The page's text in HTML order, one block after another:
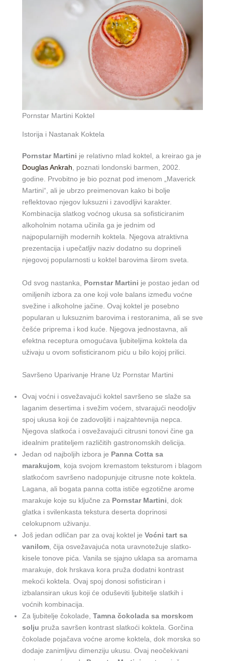
Pornstar Martini Koktel
Istorija i Nastanak Koktela
Pornstar Martini je relativno mlad koktel, a kreirao ga je
Douglas Ankrah, poznati londonski barmen, 2002.
godine. Prvobitno je bio poznat pod imenom „Maverick
Martini“, ali je ubrzo preimenovan kako bi bolje
reflektovao njegov luksuzni i zavodljivi karakter.
Kombinacija slatkog voćnog ukusa sa sofisticiranim
alkoholnim notama učinila ga je jednim od
najpopularnijih modernih koktela. Njegova atraktivna
prezentacija i upečatljiv naziv dodatno su doprineli
njegovoj popularnosti u koktel barovima širom sveta.
Od svog nastanka, Pornstar Martini je postao jedan od
omiljenih izbora za one koji vole balans između voćne
svežine i alkoholne jačine. Ovaj koktel je posebno
popularan u luksuznim barovima i restoranima, ali se sve
češće priprema i kod kuće. Njegova jednostavna, ali
efektna receptura omogućava ljubiteljima koktela da
uživaju u ovom sofisticiranom piću u bilo kojoj prilici.
Savršeno Uparivanje Hrane Uz Pornstar Martini
Ovaj voćni i osvežavajući koktel savršeno se slaže sa
laganim desertima i svežim voćem, stvarajući neodoljiv
spoj ukusa koji će zadovoljiti i najzahtevnija nepca.
Njegova slatkoća i osvežavajući citrusni tonovi čine ga
idealnim pratiteljem različitih gastronomskih delicija.
Jedan od najboljih izbora je Panna Cotta sa
marakujom , koja svojom kremastom teksturom i blagom
slatkoćom savršeno nadopunjuje citrusne note koktela.
Lagana, ali bogata panna cotta ističe egzotične arome
marakuje koje su ključne za Pornstar Martini , dok
glatka i svilenkasta tekstura deserta doprinosi
celokupnom uživanju.
Još jedan odličan par za ovaj koktel je Voćni tart sa
vanilom , čija osvežavajuća nota uravnotežuje slatko-
kisele tonove pića. Vanila se sjajno uklapa sa aromama
marakuje, dok hrskava kora pruža dodatni kontrast
mekoći koktela. Ovaj spoj donosi sofisticiran i
izbalansiran ukus koji će oduševiti ljubitelje slatkih i
voćnih kombinacija.
Za ljubitelje čokolade, Tamna čokolada sa morskom
solju pruža savršen kontrast slatkoći koktela. Gorčina
čokolade pojačava voćne arome koktela, dok morska so
dodaje zanimljivu dimenziju ukusu. Ovaj neočekivani